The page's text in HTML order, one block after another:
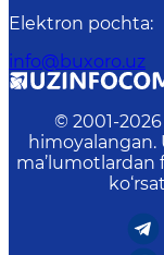
Elektron pochta:
info@buxoro.uz
© 2001-2026
himoyalangan.
ma’lumotlardan